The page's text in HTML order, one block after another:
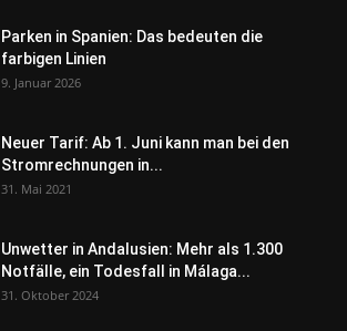
Parken in Spanien: Das bedeuten die
farbigen Linien
9. Januar 2026
Neuer Tarif: Ab 1. Juni kann man bei den
Stromrechnungen in...
31. Mai 2021
Unwetter in Andalusien: Mehr als 1.300
Notfälle, ein Todesfall in Málaga...
31. Oktober 2024